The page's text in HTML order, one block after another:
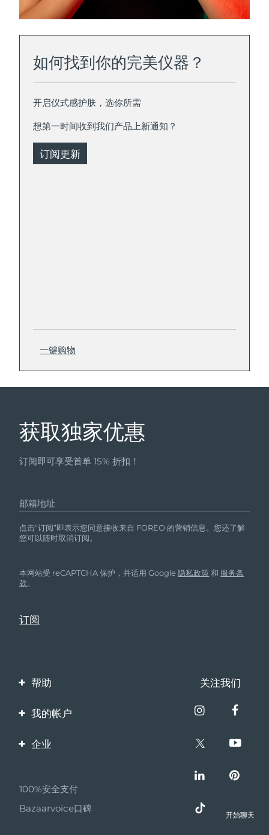
如何找到你的完美仪器？
开启仪式感护肤，选你所需
想第一时间收到我们产品上新通知？
订阅更新
一键购物
获取独家优惠
订阅即可享受首单 15% 折扣！
邮箱地址
点击“订阅”即表示您同意接收来自 FOREO 的营销信息。您还了解
您可以随时取消订阅。
本网站受 reCAPTCHA 保护，并适用 Google隐私政策 和 服务条
款。
帮助
联系我们
保修与退换货
关注我们
我的帐户
产品注册
企业
伙伴计划
联盟新闻
100%安全支付
Bazaarvoice口碑
开始聊天